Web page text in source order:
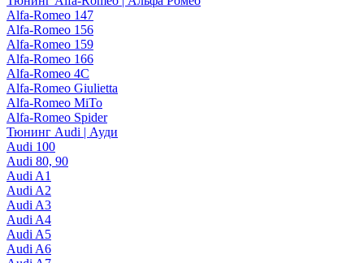
Alfa-Romeo 147
Alfa-Romeo 156
Alfa-Romeo 159
Alfa-Romeo 166
Alfa-Romeo 4C
Alfa-Romeo Giulietta
Alfa-Romeo MiTo
Alfa-Romeo Spider
Тюнинг Audi | Ауди
Audi 100
Audi 80, 90
Audi A1
Audi A2
Audi A3
Audi A4
Audi A5
Audi A6